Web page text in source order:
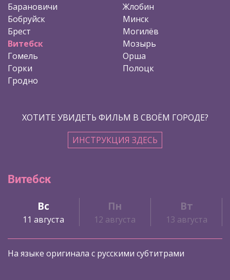
Барановичи
Бобруйск
Брест
Витебск
Гомель
Горки
Гродно
Жлобин
Минск
Могилёв
Мозырь
Орша
Полоцк
ХОТИТЕ УВИДЕТЬ ФИЛЬМ В СВОЁМ ГОРОДЕ?
ИНСТРУКЦИЯ ЗДЕСЬ
Витебск
Вс
11 августа
Пн
12 августа
Вт
13 августа
На языке оригинала с русскими субтитрами